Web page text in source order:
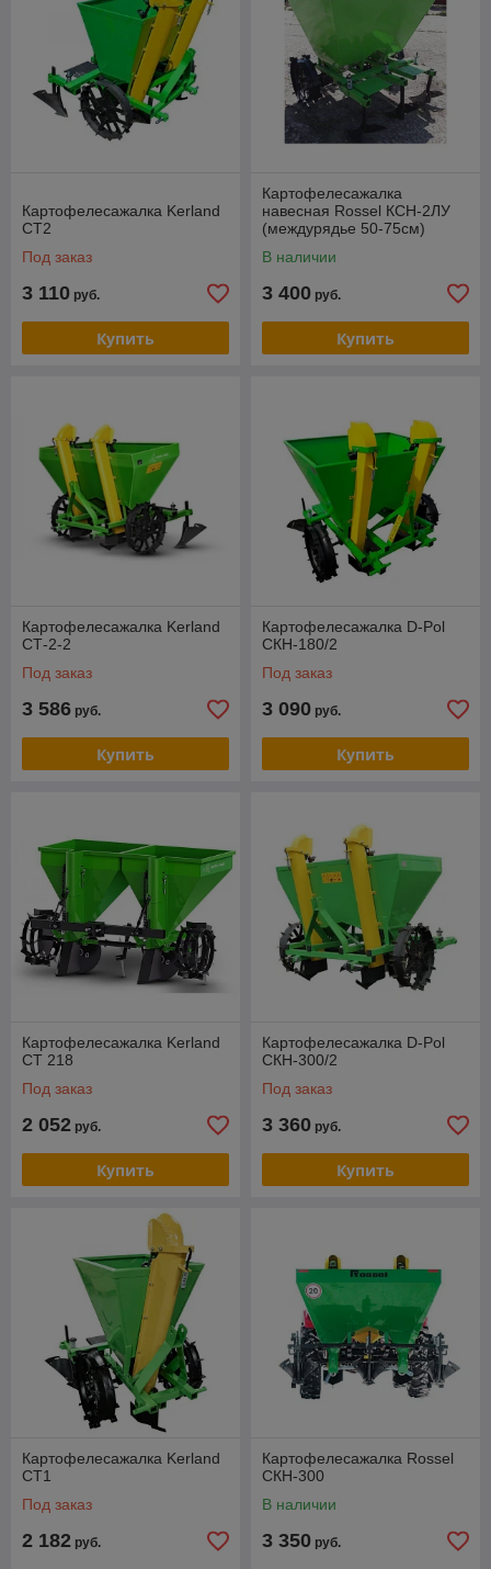
Картофелесажалка Kerland
СТ2
Под заказ
3 110 руб.
Купить
Картофелесажалка
навесная Rossel КСН-2ЛУ
(междурядье 50-75см)
В наличии
3 400 руб.
Купить
Картофелесажалка Kerland
СТ-2-2
Под заказ
3 586 руб.
Купить
Картофелесажалка D-Pol
СКН-180/2
Под заказ
3 090 руб.
Купить
Картофелесажалка Kerland
CT 218
Под заказ
2 052 руб.
Купить
Картофелесажалка D-Pol
СКН-300/2
Под заказ
3 360 руб.
Купить
Картофелесажалка Kerland
CT1
Под заказ
2 182 руб.
Картофелесажалка Rossel
СКН-300
В наличии
3 350 руб.